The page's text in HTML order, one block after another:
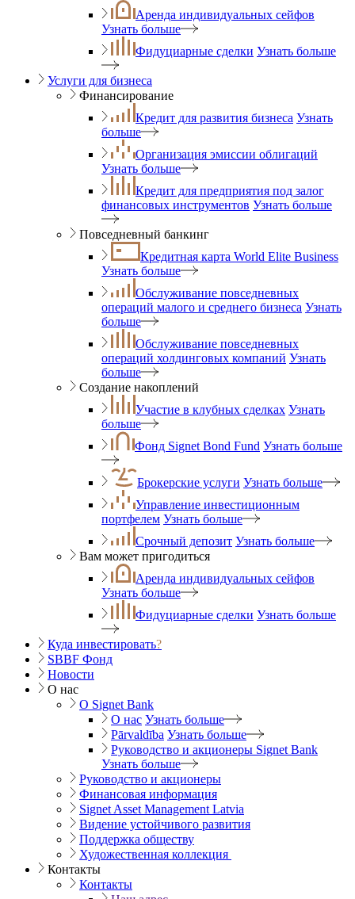
Аренда индивидуальных сейфов
Узнать больше
Фидуциарные сделки Узнать больше
Услуги для бизнеса
Финансирование
Кредит для развития бизнеса Узнать
больше
Организация эмиссии облигаций
Узнать больше
Кредит для предприятия под залог
финансовых инструментов Узнать больше
Повседневный банкинг
Кредитная карта World Elite Business
Узнать больше
Обслуживание повседневных
операций малого и среднего бизнеса Узнать
больше
Обслуживание повседневных
операций холдинговых компаний Узнать
больше
Создание накоплений
Участие в клубных сделках Узнать
больше
Фонд Signet Bond Fund Узнать больше
Брокерские услуги Узнать больше
Управление инвестиционным
портфелем Узнать больше
Срочный депозит Узнать больше
Вам может пригодиться
Аренда индивидуальных сейфов
Узнать больше
Фидуциарные сделки Узнать больше
Куда инвестировать?
SBBF Фонд
Новости
О нас
O Signet Bank
О нас Узнать больше
Pārvaldība Узнать больше
Руководство и акционеры Signet Bank
Узнать больше
Руководство и акционеры
Финансовая информация
Signet Asset Management Latvia
Видение устойчивого развития
Поддержка обществу
Художественная коллекция
Контакты
Контакты